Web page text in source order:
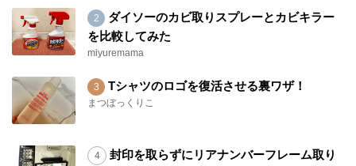
ダイソーのカビ取りスプレーとカビキラー
を比較してみた
miyuremama
Tシャツのロゴを復活させる裏ワザ！
まつぼっくりこ
封印を取らずにリアナンバーフレーム取り